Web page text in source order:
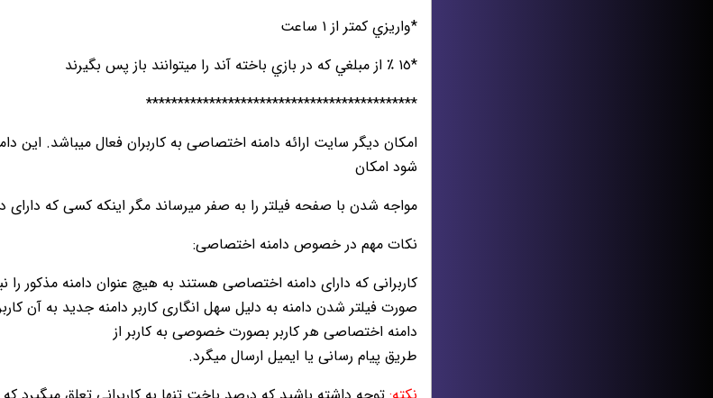
*واريزي كمتر از ١ ساعت
*١٥ ٪‏ از مبلغي كه در بازي باخته آند را ميتوانند باز پس بگيرند
*******************************************
امکان دیگر سایت ارائه دامنه اختصاصی به کاربران فعال میباشد.
شود امکان
مواجه شدن با صفحه فیلتر را به صفر میرساند مگر اینکه کسی که دارای
نکات مهم در خصوص دامنه اختصاصی:
کاربرانی که دارای دامنه اختصاصی هستند به هیچ عنوان دامنه مذکور
صورت فیلتر شدن دامنه به دلیل سهل انگاری کاربر دامنه جدید به آن
دامنه اختصاصی هر کاربر بصورت خصوصی به کاربر از
طریق پیام رسانی یا ایمیل ارسال میگرد.